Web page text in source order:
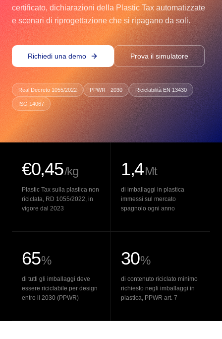
certificato, dichiarazioni della Plastic Tax automatizzate
e scenari di riprogettazione che si ripagano da soli.
Richiedi una demo Prova il simulatore
Real Decreto 1055/2022 PPWR · 2030 Riciclabilità EN 13430
ISO 14067
€0,45/kg
Plastic Tax sulla plastica non
riciclata, RD 1055/2022, in
vigore dal 2023
1,4Mt
di imballaggi in plastica
immessi sul mercato
spagnolo ogni anno
65%
di tutti gli imballaggi deve
essere riciclabile per design
entro il 2030 (PPWR)
30%
di contenuto riciclato minimo
richiesto negli imballaggi in
plastica, PPWR art. 7